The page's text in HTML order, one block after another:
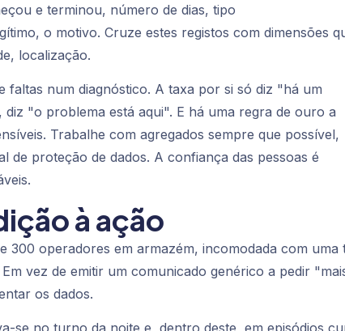
e terminou, número de dias, tipo
o motivo. Cruze estes registos com dimensões
localização.
faltas num diagnóstico. A taxa por si só diz "há um
"o problema está aqui". E há uma regra de ouro a
Trabalhe com agregados sempre que possível,
de proteção de dados. A confiança das pessoas é
à ação
300 operadores em armazém, incomodada com uma
vez de emitir um comunicado genérico a pedir
os dados.
se no turno da noite e, dentro deste, em episódios